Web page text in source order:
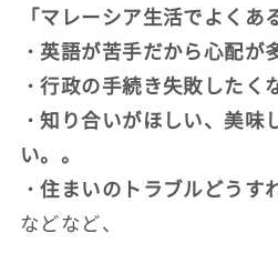
「マレーシア生活でよくあ
・英語が苦手だから心配が
・行政の手続き失敗したく
・知り合いがほしい、美味
い。。
・住まいのトラブルどうす
などなど、